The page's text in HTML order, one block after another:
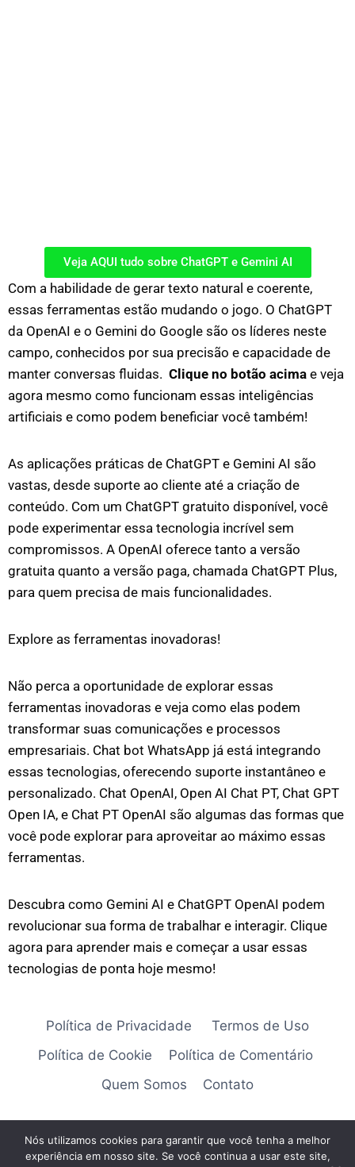
Veja AQUI tudo sobre ChatGPT e Gemini AI
Com a habilidade de gerar texto natural e coerente,
essas ferramentas estão mudando o jogo. O ChatGPT
da OpenAI e o Gemini do Google são os líderes neste
campo, conhecidos por sua precisão e capacidade de
manter conversas fluidas. Clique no botão acima e veja
agora mesmo como funcionam essas inteligências
artificiais e como podem beneficiar você também!
As aplicações práticas de ChatGPT e Gemini AI são
vastas, desde suporte ao cliente até a criação de
conteúdo. Com um ChatGPT gratuito disponível, você
pode experimentar essa tecnologia incrível sem
compromissos. A OpenAI oferece tanto a versão
gratuita quanto a versão paga, chamada ChatGPT Plus,
para quem precisa de mais funcionalidades.
Explore as ferramentas inovadoras!
Não perca a oportunidade de explorar essas
ferramentas inovadoras e veja como elas podem
transformar suas comunicações e processos
empresariais. Chat bot WhatsApp já está integrando
essas tecnologias, oferecendo suporte instantâneo e
personalizado. Chat OpenAI, Open AI Chat PT, Chat GPT
Open IA, e Chat PT OpenAI são algumas das formas que
você pode explorar para aproveitar ao máximo essas
ferramentas.
Descubra como Gemini AI e ChatGPT OpenAI podem
revolucionar sua forma de trabalhar e interagir. Clique
agora para aprender mais e começar a usar essas
tecnologias de ponta hoje mesmo!
Política de Privacidade
Termos de Uso
Política de Cookie
Política de Comentário
Quem Somos
Contato
Nós utilizamos cookies para garantir que você tenha a melhor
experiência em nosso site. Se você continua a usar este site,